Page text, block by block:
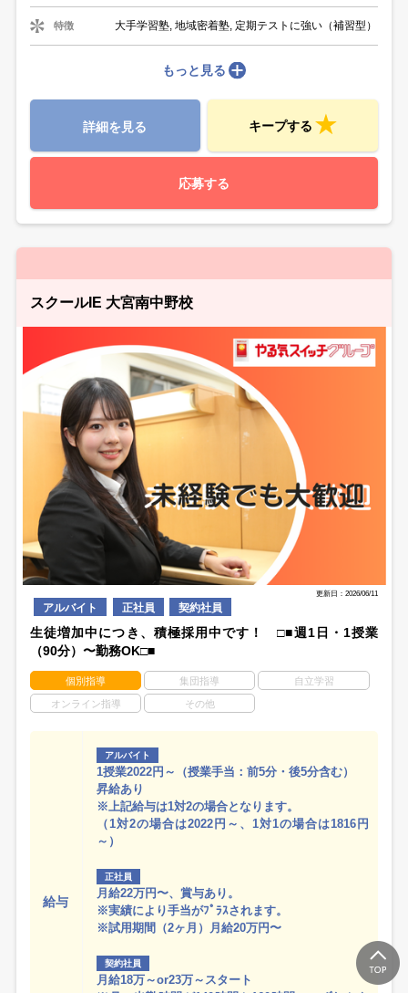
特徴 大手学習塾, 地域密着塾, 定期テストに強い（補習型）
もっと見る
詳細を見る キープする
応募する
スクールIE 大宮南中野校
更新日：2026/06/11
アルバイト 正社員 契約社員
生徒増加中につき、積極採用中です！ □■週1日・1授業
（90分）〜勤務OK□■
個別指導 集団指導 自立学習
オンライン指導 その他
給与
アルバイト
1授業2022円～（授業手当：前5分・後5分含む）
昇給あり
※上記給与は1対2の場合となります。
（1対2の場合は2022円～、1対1の場合は1816円
～）
正社員
月給22万円〜、賞与あり。
※実績により手当がﾌﾟﾗｽされます。
※試用期間（2ヶ月）月給20万円〜
契約社員
月給18万～or23万～スタート